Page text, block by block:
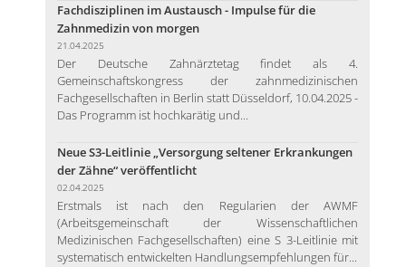
Fachdisziplinen im Austausch - Impulse für die
Zahnmedizin von morgen
21.04.2025
Der Deutsche Zahnärztetag findet als 4.
Gemeinschaftskongress der zahnmedizinischen
Fachgesellschaften in Berlin statt Düsseldorf, 10.04.2025 -
Das Programm ist hochkarätig und...
Neue S3-Leitlinie „Versorgung seltener Erkrankungen
der Zähne“ veröffentlicht
02.04.2025
Erstmals ist nach den Regularien der AWMF
(Arbeitsgemeinschaft der Wissenschaftlichen
Medizinischen Fachgesellschaften) eine S 3-Leitlinie mit
systematisch entwickelten Handlungsempfehlungen für...